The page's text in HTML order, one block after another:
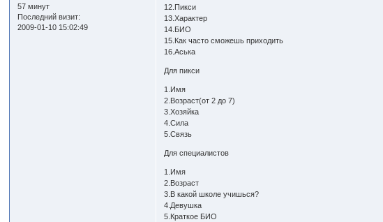
57 минут
Последний визит:
2009-01-10 15:02:49
12.Пикси
13.Характер
14.БИО
15.Как часто сможешь приходить
16.Аська
Для пикси
1.Имя
2.Возраст(от 2 до 7)
3.Хозяйка
4.Сила
5.Связь
Для специалистов
1.Имя
2.Возраст
3.В какой школе учишься?
4.Девушка
5.Краткое БИО